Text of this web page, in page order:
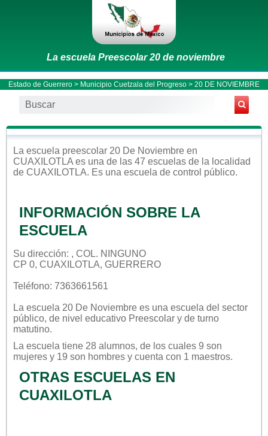
La escuela Preescolar 20 de noviembre
Estado de Guerrero > Municipio Cuetzala del Progreso > 20 DE NOVIEMBRE
La escuela preescolar 20 De Noviembre en
CUAXILOTLA es una de las 47 escuelas de la localidad
de CUAXILOTLA. Es una escuela de control público.
INFORMACIÓN SOBRE LA
ESCUELA
Su dirección: , COL. NINGUNO
CP 0, CUAXILOTLA, GUERRERO
Teléfono: 7363661561
La escuela 20 De Noviembre es una escuela del sector
público, de nivel educativo Preescolar y de turno
matutino.
La escuela tiene 28 alumnos, de los cuales 9 son
mujeres y 19 son hombres y cuenta con 1 maestros.
OTRAS ESCUELAS EN
CUAXILOTLA